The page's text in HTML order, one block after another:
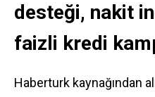
desteği, nakit
faizli kredi
Haberturk kaynağından